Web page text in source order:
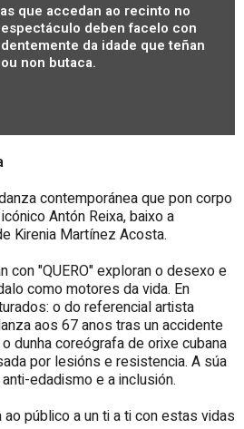
que accedan ao recinto no
deben facelo con
da idade que teñan
non butaca.
contemporánea que pon corpo
Antón Reixa, baixo a
Kirenia Martínez Acosta.
con "QUERO" exploran o desexo e
como motores da vida. En
o do referencial artista
aos 67 anos tras un accidente
dunha coreógrafa de orixe cubana
por lesións e resistencia. A súa
edadismo e a inclusión.
público a un ti a ti con estas vidas